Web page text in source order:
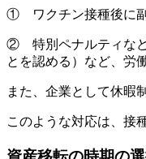
① ワクチン接種後に副
② 特別ペナルティなど
とを認める）など、労
また、企業として休暇
このような対応は、接